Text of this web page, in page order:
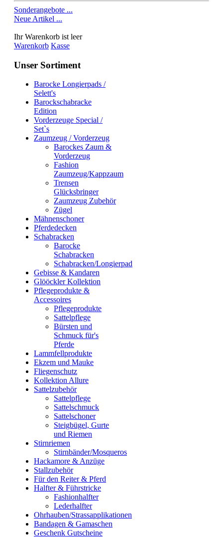
Sonderangebote ...
Neue Artikel ...
Ihr Warenkorb ist leer
Warenkorb Kasse
Unser Sortiment
Barocke Longierpads /
Selett's
Barockschabracke
Edition
Vorderzeuge Special /
Set`s
Zaumzeug / Vorderzeug
Barockes Zaum &
Vorderzeug
Fashion
Zaumzeug/Kappzaum
Trensen
Glücksbringer
Zaumzeug Zubehör
Zügel
Mähnenschoner
Pferdedecken
Schabracken
Barocke
Schabracken
Schabracken/Longierpad
Gebisse & Kandaren
Glööckler Kollektion
Pflegeprodukte &
Accessoires
Pflegeprodukte
Sattelpflege
Bürsten und
Schmuck für's
Pferde
Lammfellprodukte
Ekzem und Mauke
Fliegenschutz
Kollektion Allure
Sattelzubehör
Sattelpflege
Sattelschmuck
Sattelschoner
Steigbügel, Gurte
und Riemen
Stirnriemen
Stirnbänder/Mosqueros
Hackamore & Anzüge
Stallzubehör
Für den Reiter & Pferd
Halfter & Führstricke
Fashionhalfter
Lederhalfter
Ohrhauben/Strassapplikationen
Bandagen & Gamaschen
Geschenk Gutscheine